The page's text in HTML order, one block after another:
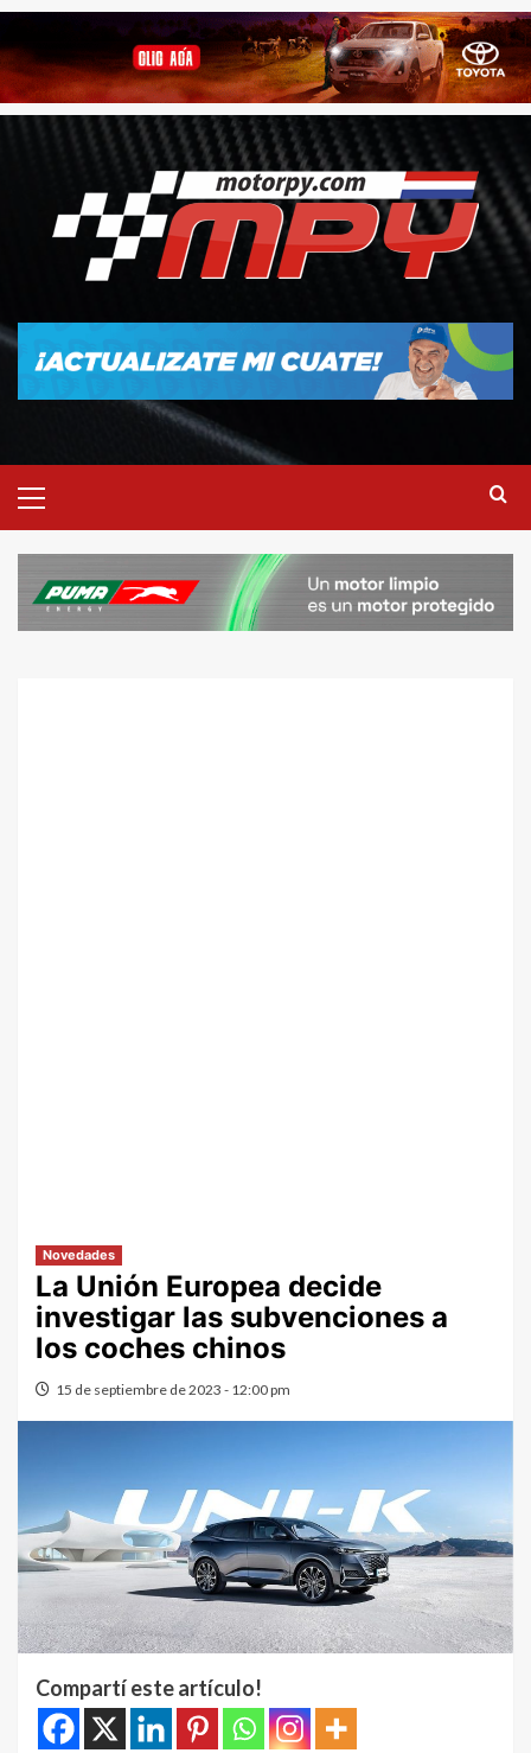
Novedades
La Unión Europea decide
investigar las subvenciones a
los coches chinos
15 de septiembre de 2023 - 12:00 pm
Compartí este artículo!